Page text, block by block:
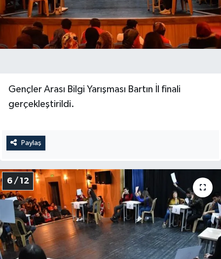
Gençler Arası Bilgi Yarışması Bartın İl finali
gerçekleştirildi.
Paylaş
6 / 12